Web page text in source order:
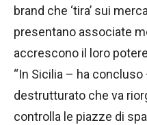
brand che ‘tira’ sui
presentano associate
accrescono il loro
“In Sicilia – ha concluso
destrutturato che va
controlla le piazze di